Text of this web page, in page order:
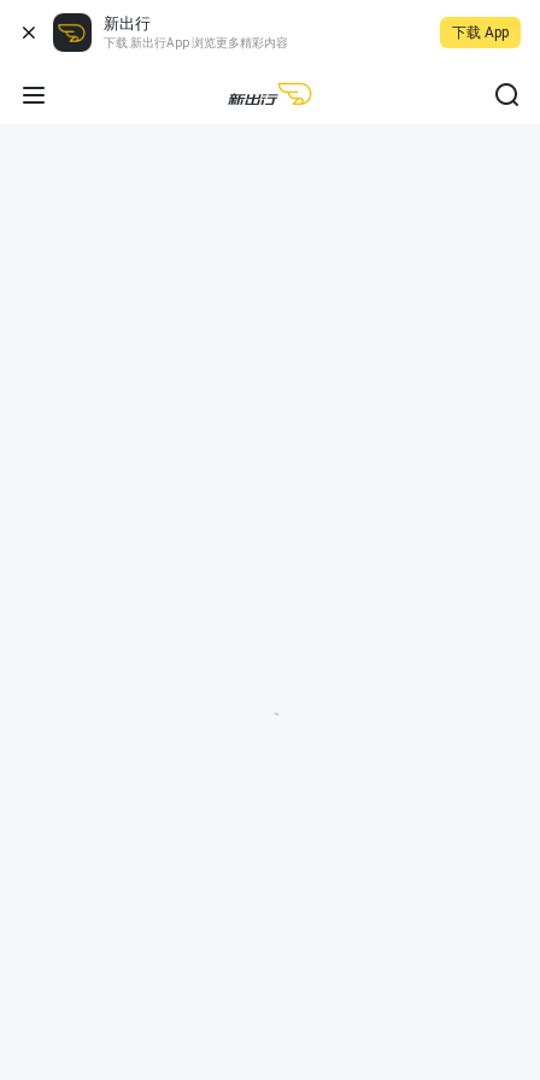
新出行
下载 新出行App 浏览更多精彩内容
下载 App